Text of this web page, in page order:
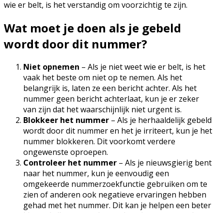
wie er belt, is het verstandig om voorzichtig te zijn.
Wat moet je doen als je gebeld
wordt door dit nummer?
Niet opnemen – Als je niet weet wie er belt, is het
vaak het beste om niet op te nemen. Als het
belangrijk is, laten ze een bericht achter. Als het
nummer geen bericht achterlaat, kun je er zeker
van zijn dat het waarschijnlijk niet urgent is.
Blokkeer het nummer – Als je herhaaldelijk gebeld
wordt door dit nummer en het je irriteert, kun je het
nummer blokkeren. Dit voorkomt verdere
ongewenste oproepen.
Controleer het nummer – Als je nieuwsgierig bent
naar het nummer, kun je eenvoudig een
omgekeerde nummerzoekfunctie gebruiken om te
zien of anderen ook negatieve ervaringen hebben
gehad met het nummer. Dit kan je helpen een beter